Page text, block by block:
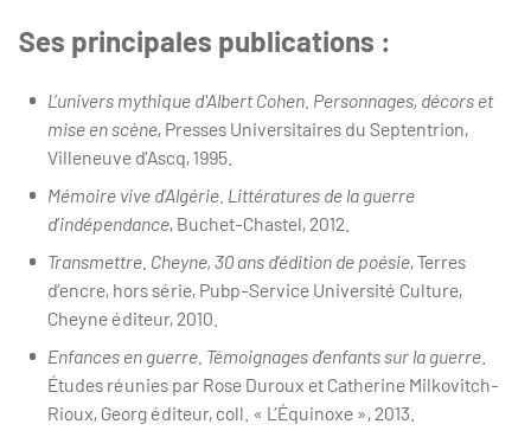
Ses principales publications :
L’univers mythique d'Albert Cohen. Personnages, décors et
mise en scène, Presses Universitaires du Septentrion,
Villeneuve d’Ascq, 1995.
Mémoire vive d’Algérie. Littératures de la guerre
d’indépendance, Buchet-Chastel, 2012.
Transmettre. Cheyne, 30 ans d’édition de poésie, Terres
d’encre, hors série, Pubp-Service Université Culture,
Cheyne éditeur, 2010.
Enfances en guerre. Témoignages d’enfants sur la guerre
Études réunies par Rose Duroux et Catherine Milkovitch-
Rioux, Georg éditeur, coll. « L’Équinoxe », 2013.